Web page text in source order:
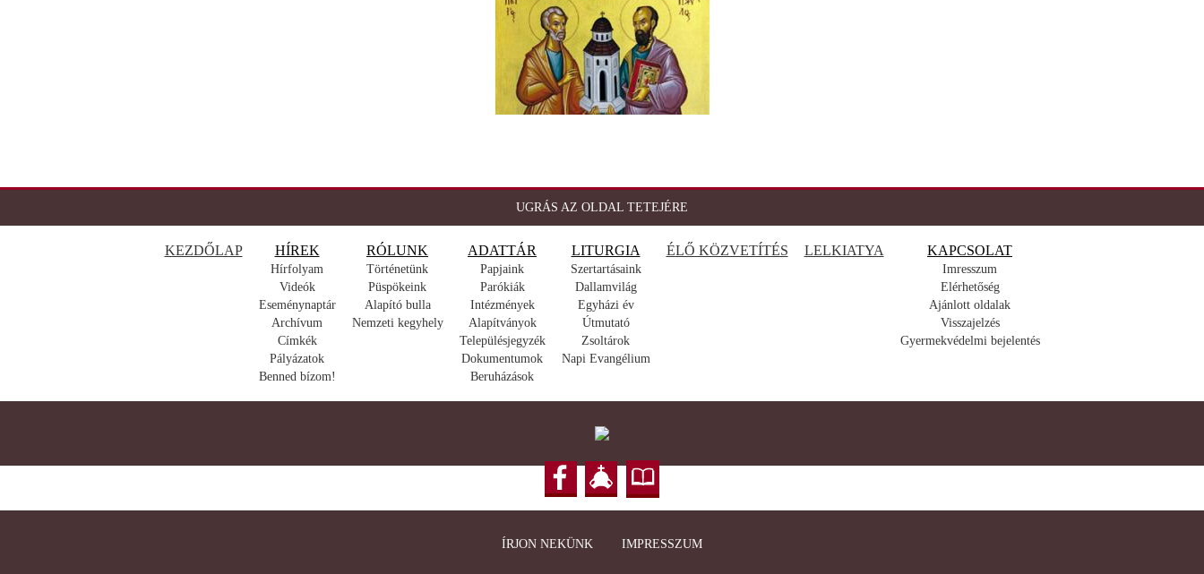
UGRÁS AZ OLDAL TETEJÉRE
KEZDŐLAP HÍREK
Hírfolyam
Videók
Eseménynaptár
Archívum
Címkék
Pályázatok
Benned bízom!
RÓLUNK
Történetünk
Püspökeink
Alapító bulla
Nemzeti kegyhely
ADATTÁR
Papjaink
Parókiák
Intézmények
Alapítványok
Településjegyzék
Dokumentumok
Beruházások
LITURGIA
Szertartásaink
Dallamvilág
Egyházi év
Útmutató
Zsoltárok
Napi Evangélium
ÉLŐ KÖZVETÍTÉS LELKIATYA KAPCSOLAT
Imresszum
Elérhetőség
Ajánlott oldalak
Visszajelzés
Gyermekvédelmi bejelentés
ÍRJON NEKÜNK IMPRESSZUM